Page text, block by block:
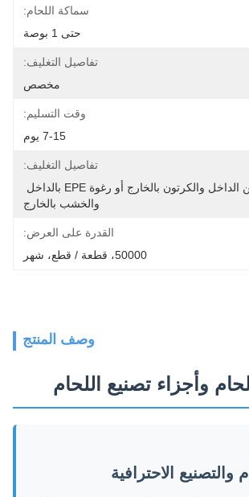
سماكة اللحام:
حتى 1 بوصة
تفاصيل التغليف:
مخصص
وقت التسليم:
7-15 يوم
تفاصيل التغليف:
والخشب بالخارج
القدرة على العرض:
50000، قطعة / قطع، شهر
وصف المنتج
وأجزاء تصنيع اللحام
الاحترافية